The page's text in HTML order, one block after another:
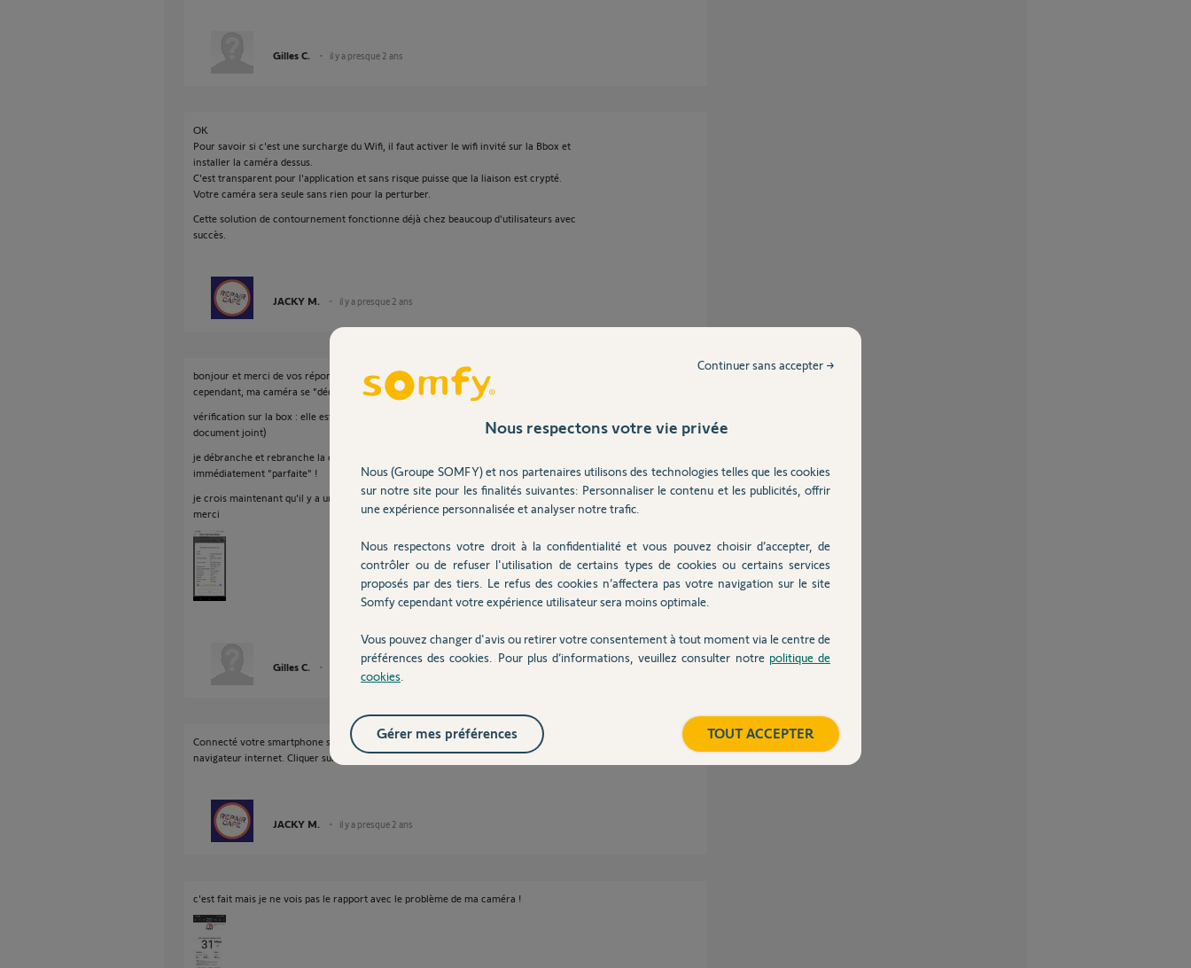
Gilles C. il y a presque 2 ans
OK
Pour savoir si c'est une surcharge du Wifi, il faut activer le wifi invité sur la Bbox et
installer la caméra dessus.
C'est transparent pour l'application et sans risque puisse que la liaison est crypté.
Votre caméra sera seule sans rien pour la perturber.
Cette solution de contournement fonctionne déjà chez beaucoup d'utilisateurs avec
succès.
JACKY M. il y a presque 2 ans
bonjour et merci de vos réponses, mais je n'ai pas de réseau "invité".
cependant, ma caméra se "déconnecte" toujours du réseau WiFi, et je vérifie :
vérification sur la box : elle est toujours connectée et le signal est de "qualité élevée (voir
document joint)
je débranche et rebranche la caméra sur le réseau électrique et elle devient
immédiatement "parfaite" !
je crois maintenant qu'il y a un problème interne sur la caméra ... que faire ?
merci
Gilles C. il y a presque 2 ans
Connecté votre smartphone sur le wifi 2.4 et lancez la commande FAST.COM dans le
navigateur internet. Cliquer sur plus d'options pour avoir le débit montant.
JACKY M. il y a presque 2 ans
c'est fait mais je ne vois pas le rapport avec le problème de ma caméra !
Nous respectons votre vie privée
Nous (Groupe SOMFY) et nos partenaires utilisons des technologies telles que les cookies
sur notre site pour les finalités suivantes: Personnaliser le contenu et les publicités, offrir
une expérience personnalisée et analyser notre trafic.
Nous respectons votre droit à la confidentialité et vous pouvez choisir d’accepter, de
contrôler ou de refuser l'utilisation de certains types de cookies ou certains services
proposés par des tiers. Le refus des cookies n’affectera pas votre navigation sur le site
Somfy cependant votre expérience utilisateur sera moins optimale.
Vous pouvez changer d'avis ou retirer votre consentement à tout moment via le centre de
préférences des cookies. Pour plus d’informations, veuillez consulter notre politique de
cookies
Continuer sans accepter →
TOUT ACCEPTER
Gérer mes préférences